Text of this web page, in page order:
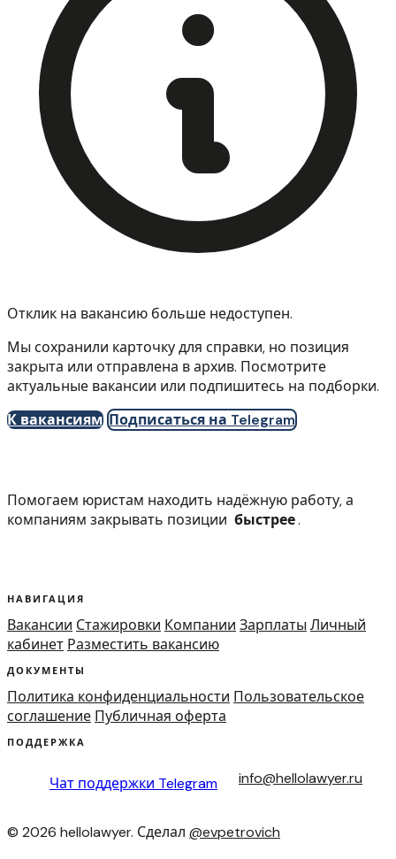
Отклик на вакансию больше недоступен.
Мы сохранили карточку для справки, но позиция
закрыта или отправлена в архив. Посмотрите
актуальные вакансии или подпишитесь на подборки.
К вакансиям Подписаться на Telegram
Помогаем юристам находить надёжную работу, а
компаниям закрывать позиции быстрее.
НАВИГАЦИЯ
Вакансии Стажировки Компании Зарплаты Личный
кабинет Разместить вакансию
ДОКУМЕНТЫ
Политика конфиденциальности Пользовательское
соглашение Публичная оферта
ПОДДЕРЖКА
Чат поддержки Telegram info@hellolawyer.ru
© 2026 hellolawyer. Сделал @evpetrovich